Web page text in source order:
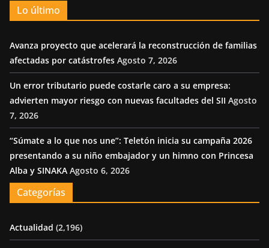
Lo último
Avanza proyecto que acelerará la reconstrucción de familias
afectadas por catástrofes Agosto 7, 2026
Un error tributario puede costarle caro a su empresa:
advierten mayor riesgo con nuevas facultades del SII Agosto
7, 2026
“Súmate a lo que nos une”: Teletón inicia su campaña 2026
presentando a su niño embajador y un himno con Princesa
Alba y SINAKA Agosto 6, 2026
Categorías
Actualidad (2,196)